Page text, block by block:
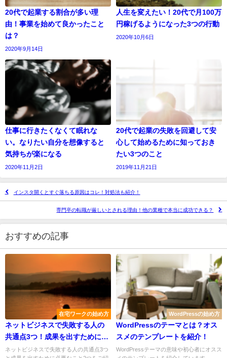
20代で起業する割合が多い理
由！事業を始めて良かったこと
は？
2020年9月14日
人生を変えたい！20代で月100万
円稼げるようになった3つの行動
2020年10月6日
仕事に行きたくなくて眠れな
い。なりたい自分を想像すると
気持ちが楽になる
2020年11月2日
20代で起業の失敗を回避して安
心して始めるために知っておき
たい3つのこと
2019年11月21日
インスタ開くとすぐ落ちる原因はコレ！対処法も紹介！
専門卒の転職が厳しいとされる理由！他の業種で本当に成功できる？
おすすめの記事
在宅ワークの始め方
ネットビジネスで失敗する人の
共通点3つ！成果を出すために必
要なことは
ネットビジネスで失敗する人の共通点3つ
WordPressの始め方
WordPressのテーマとは？オス
スメのテンプレートを紹介！
WordPressテーマの意味や初心者にオスス